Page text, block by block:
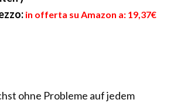
in offerta su Amazon a: 19,37€
ohne Probleme auf jedem